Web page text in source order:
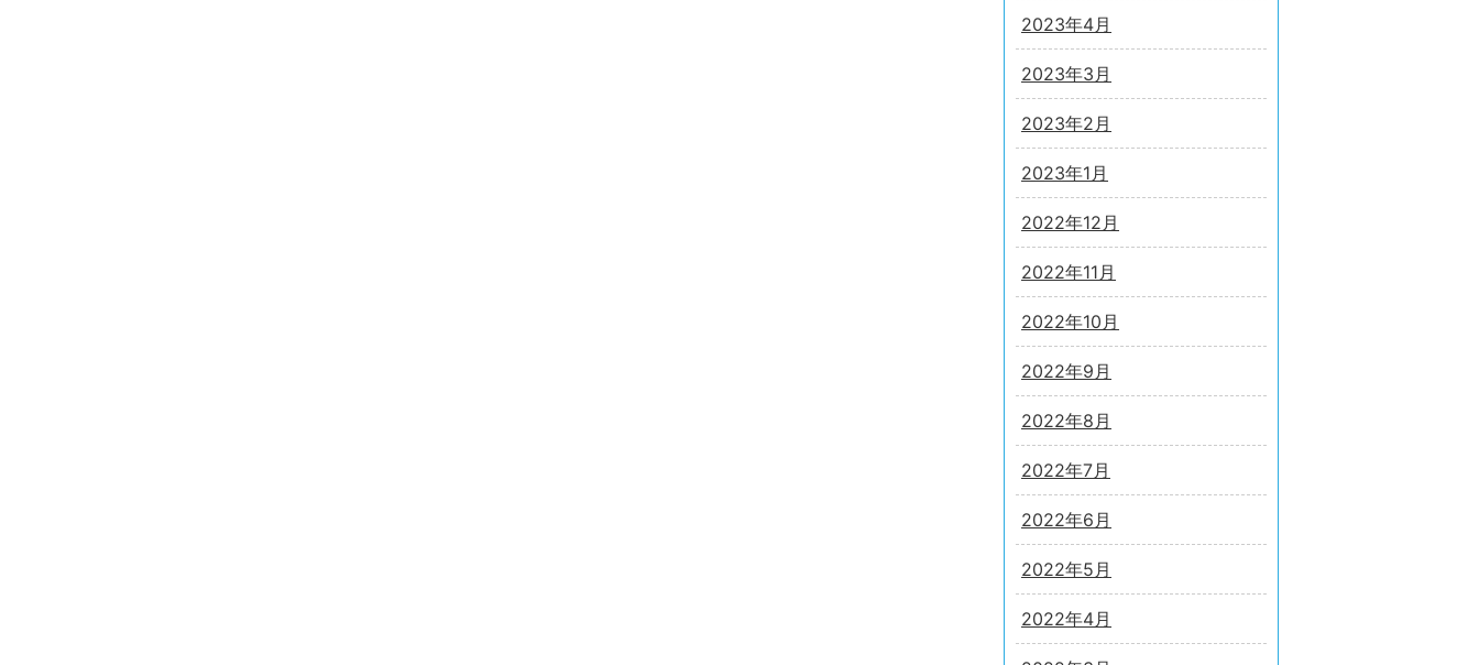
2023年4月
2023年3月
2023年2月
2023年1月
2022年12月
2022年11月
2022年10月
2022年9月
2022年8月
2022年7月
2022年6月
2022年5月
2022年4月